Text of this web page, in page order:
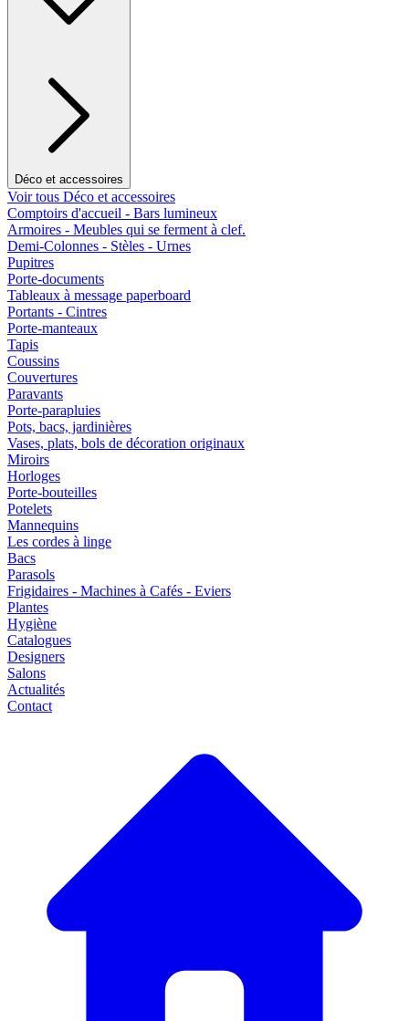
Déco et accessoires
Voir tous Déco et accessoires
Comptoirs d'accueil - Bars lumineux
Armoires - Meubles qui se ferment à clef.
Demi-Colonnes - Stèles - Urnes
Pupitres
Porte-documents
Tableaux à message paperboard
Portants - Cintres
Porte-manteaux
Tapis
Coussins
Couvertures
Paravants
Porte-parapluies
Pots, bacs, jardinières
Vases, plats, bols de décoration originaux
Miroirs
Horloges
Porte-bouteilles
Potelets
Mannequins
Les cordes à linge
Bacs
Parasols
Frigidaires - Machines à Cafés - Eviers
Plantes
Hygiène
Catalogues
Designers
Salons
Actualités
Contact